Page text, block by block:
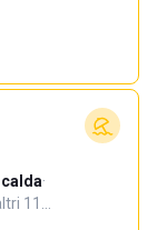
·
11…